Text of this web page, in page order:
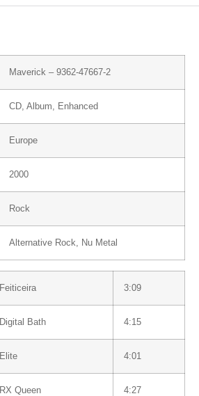
Maverick – 9362-47667-2
CD , Album, Enhanced
Europe
2000
Rock
Alternative Rock Nu Metal
Feiticeira 3:09
Digital Bath 4:15
Elite 4:01
RX Queen 4:27